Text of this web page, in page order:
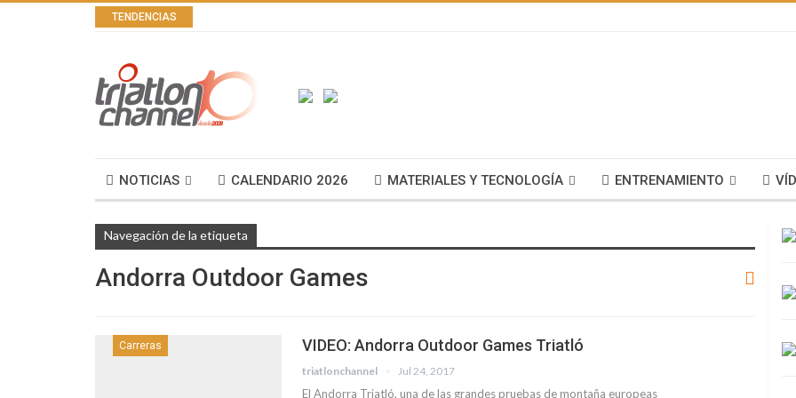
TENDENCIAS
NOTICIAS CALENDARIO 2026 MATERIALES Y TECNOLOGÍA ENTRENAMIENTO
Navegación de la etiqueta
Andorra Outdoor Games
Carreras VIDEO: Andorra Outdoor Games Triatló
triatlonchannel Jul 24, 2017
El Andorra Triatló, una de las grandes pruebas de montaña europeas